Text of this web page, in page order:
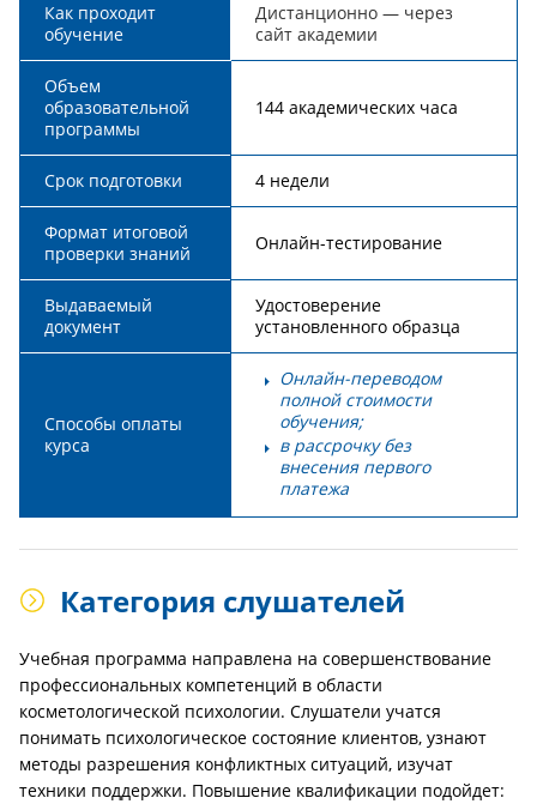
Как проходит
обучение
Дистанционно — через
сайт академии
Объем
образовательной
программы
144 академических часа
Срок подготовки 4 недели
Формат итоговой
проверки знаний
Онлайн-тестирование
Выдаваемый
документ
Удостоверение
установленного образца
Способы оплаты
курса
Онлайн-переводом
полной стоимости
обучения;
в рассрочку без
внесения первого
платежа
Категория слушателей
Учебная программа направлена на совершенствование
профессиональных компетенций в области
косметологической психологии. Слушатели учатся
понимать психологическое состояние клиентов, узнают
методы разрешения конфликтных ситуаций, изучат
техники поддержки. Повышение квалификации подойдет: